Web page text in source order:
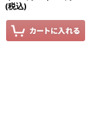
(税込)